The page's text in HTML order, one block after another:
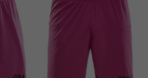
taget ska
fungera.
För att vi ska